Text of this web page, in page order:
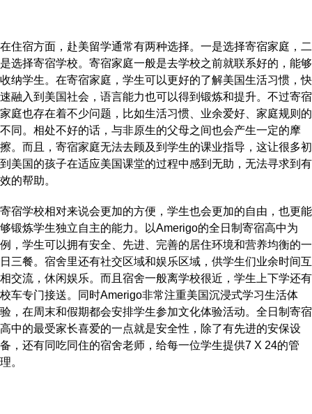
在住宿方面，赴美留学通常有两种选择。一是选择寄宿家庭，二
是选择寄宿学校。寄宿家庭一般是去学校之前就联系好的，能够
收纳学生。在寄宿家庭，学生可以更好的了解美国生活习惯，快
速融入到美国社会，语言能力也可以得到锻炼和提升。不过寄宿
家庭也存在着不少问题，比如生活习惯、业余爱好、家庭规则的
不同。相处不好的话，与非原生的父母之间也会产生一定的摩
擦。而且，寄宿家庭无法去顾及到学生的课业指导，这让很多初
到美国的孩子在适应美国课堂的过程中感到无助，无法寻求到有
效的帮助。
寄宿学校相对来说会更加的方便，学生也会更加的自由，也更能
够锻炼学生独立自主的能力。以Amerigo的全日制寄宿高中为
例，学生可以拥有安全、先进、完善的居住环境和营养均衡的一
日三餐。宿舍里还有社交区域和娱乐区域，供学生们业余时间互
相交流，休闲娱乐。而且宿舍一般离学校很近，学生上下学还有
校车专门接送。同时Amerigo非常注重美国沉浸式学习生活体
验，在周末和假期都会安排学生参加文化体验活动。全日制寄宿
高中的最受家长喜爱的一点就是安全性，除了有先进的安保设
备，还有同吃同住的宿舍老师，给每一位学生提供7 X 24的管
理。